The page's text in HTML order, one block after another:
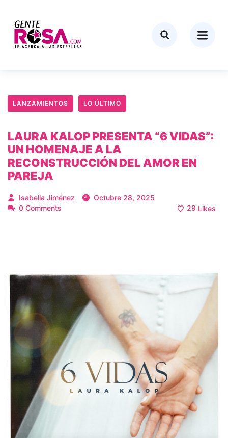
LANZAMIENTOS LO ÚLTIMO
LAURA KALOP PRESENTA “6 VIDAS”:
UN HOMENAJE A LA
RECONSTRUCCIÓN DEL AMOR EN
PAREJA
Isabella Jiménez
Octubre 28, 2025
0 Comments
29 Likes